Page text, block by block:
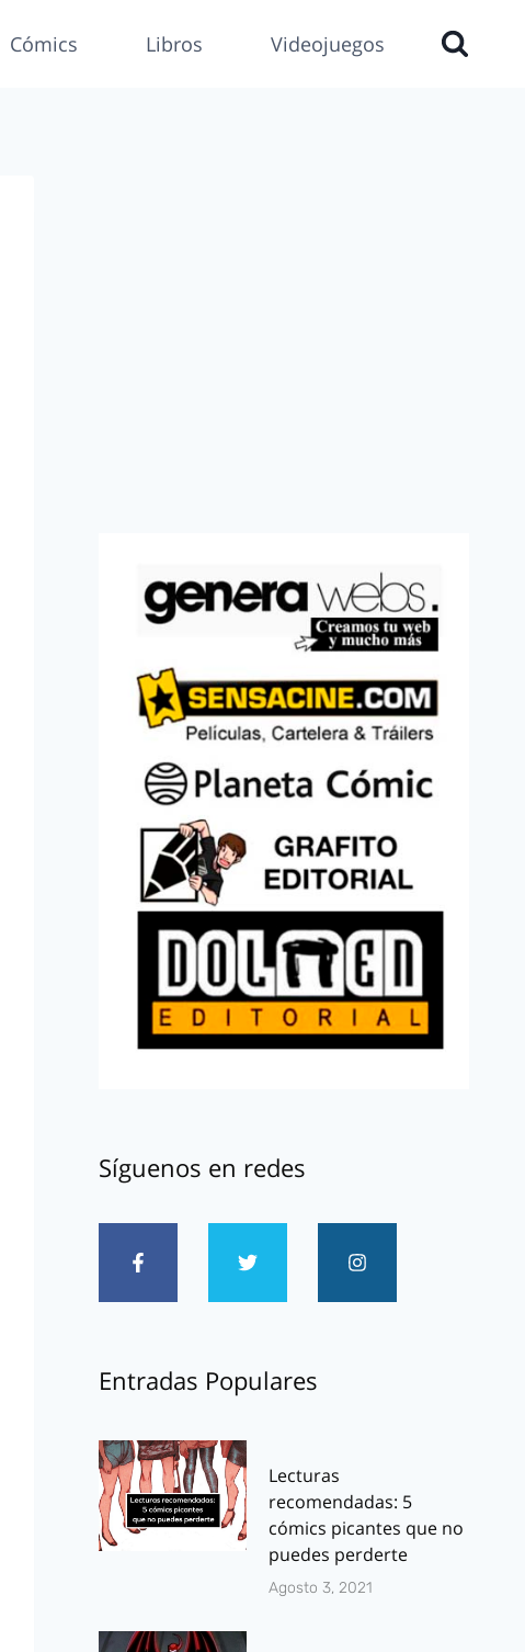
Cómics Libros Videojuegos
Síguenos en redes
Entradas Populares
Lecturas
recomendadas: 5
cómics picantes que no
puedes perderte
Agosto 3, 2021